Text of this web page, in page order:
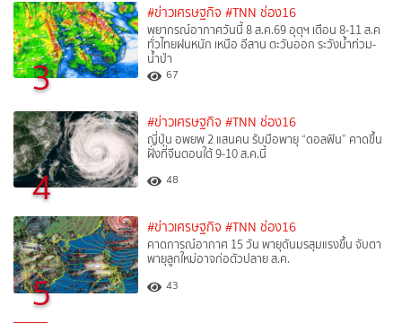
3
#ข่าวเศรษฐกิจ #TNN ช่อง16
พยากรณ์อากาศวันนี้ 8 ส.ค.69 อุตุฯ เตือน 8-11 ส.ค
ทั่วไทยฝนหนัก เหนือ อีสาน ตะวันออก ระวังน้ำท่วม-
น้ำป่า
67
4
#ข่าวเศรษฐกิจ #TNN ช่อง16
ญี่ปุ่น อพยพ 2 แสนคน รับมือพายุ “ดอลฟิน” คาดขึ้น
ฝั่งที่จีนตอนใต้ 9-10 ส.ค.นี้
48
5
#ข่าวเศรษฐกิจ #TNN ช่อง16
คาดการณ์อากาศ 15 วัน พายุดันมรสุมแรงขึ้น จับตา
พายุลูกใหม่อาจก่อตัวปลาย ส.ค.
43